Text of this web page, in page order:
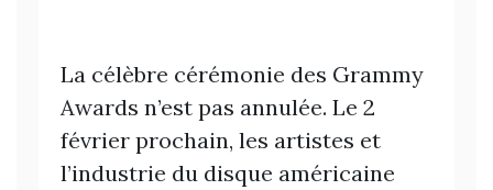
La célèbre cérémonie des Grammy
Awards n’est pas annulée. Le 2
février prochain, les artistes et
l’industrie du disque américaine